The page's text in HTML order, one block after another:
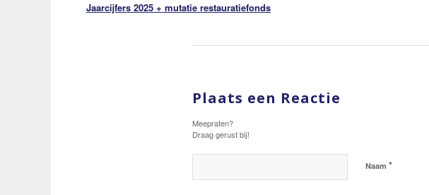
Jaarcijfers 2025 + mutatie restauratiefonds
Plaats een Reactie
Meepraten?
Draag gerust bij!
Naam *